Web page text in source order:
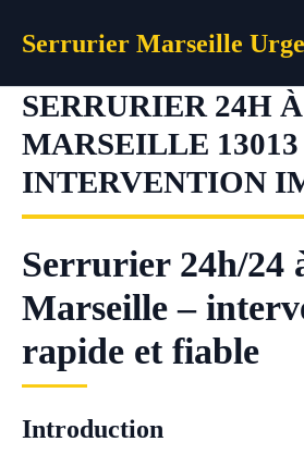
Serrurier Marseille
SERRURIER 24H
MARSEILLE 13013
INTERVENTION
Serrurier 24h/24
Marseille –
rapide et fiable
Introduction